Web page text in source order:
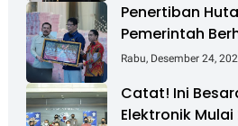
Penertiban
Pemerintah
Rp 6 T dan
Rabu, Desember 24,
Catat! Ini
Elektronik Mulai